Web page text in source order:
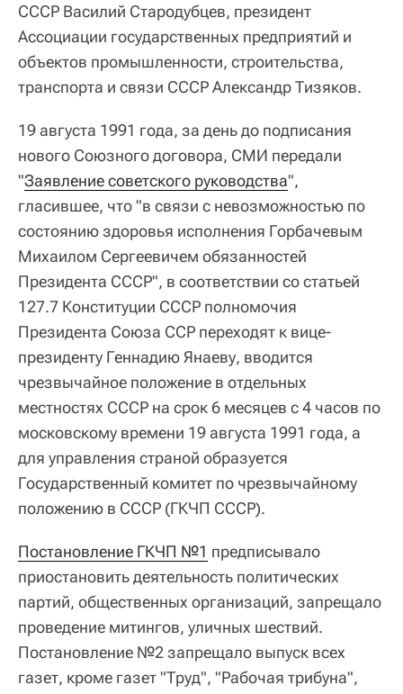
СССР Василий Стародубцев, президент
Ассоциации государственных предприятий и
объектов промышленности, строительства,
транспорта и связи СССР Александр Тизяков.
19 августа 1991 года, за день до подписания
нового Союзного договора, СМИ передали
"Заявление советского руководства",
гласившее, что "в связи с невозможностью по
состоянию здоровья исполнения Горбачевым
Михаилом Сергеевичем обязанностей
Президента СССР", в соответствии со статьей
127.7 Конституции СССР полномочия
Президента Союза ССР переходят к вице-
президенту Геннадию Янаеву, вводится
чрезвычайное положение в отдельных
местностях СССР на срок 6 месяцев с 4 часов по
московскому времени 19 августа 1991 года, а
для управления страной образуется
Государственный комитет по чрезвычайному
положению в СССР (ГКЧП СССР).
Постановление ГКЧП №1 предписывало
приостановить деятельность политических
партий, общественных организаций, запрещало
проведение митингов, уличных шествий.
Постановление №2 запрещало выпуск всех
газет, кроме газет "Труд", "Рабочая трибуна",